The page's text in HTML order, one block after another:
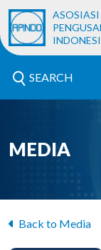
ASOSIASI
SEARCH
MEDIA
Back to Media